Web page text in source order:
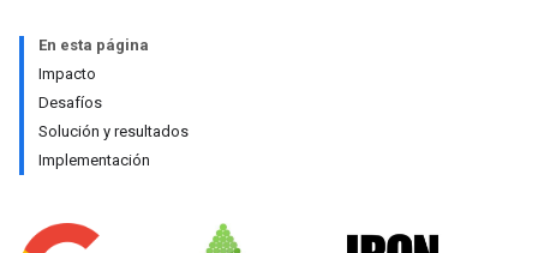
En esta página
Impacto
Desafíos
Solución y resultados
Implementación